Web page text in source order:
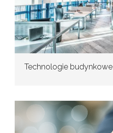
Technologie budynkowe